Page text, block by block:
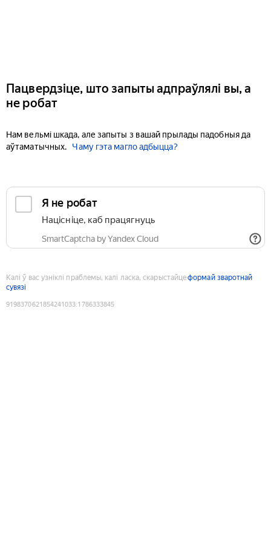
Пацвердзіце, што запыты адпраўлялі вы, а
не робат
Нам вельмі шкада, але запыты з вашай прылады падобныя да
аўтаматычных.
Чаму гэта магло адбыцца?
Я не робат
Націсніце, каб працягнуць
SmartCaptcha by Yandex Cloud
Калі ў вас узніклі праблемы, калі ласка, скарыстайцеформай зваротнай
сувязі
9198370621854241033:1786333845